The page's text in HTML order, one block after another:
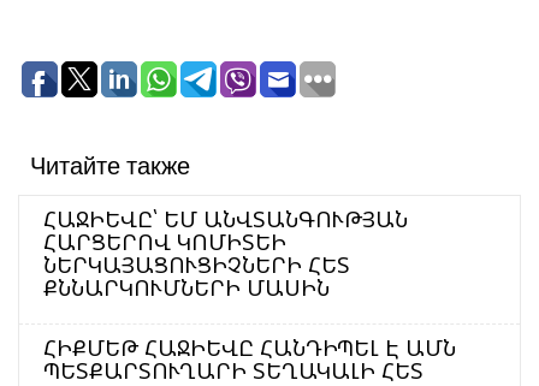
Читайте также
ՀԱՋԻԵՎԸ՝ ԵՄ ԱՆՎՏԱՆԳՈՒԹՅԱՆ
ՀԱՐՑԵՐՈՎ ԿՈՄԻՏԵԻ
ՆԵՐԿԱՅԱՑՈՒՑԻՉՆԵՐԻ ՀԵՏ
ՔՆՆԱՐԿՈՒՄՆԵՐԻ ՄԱՍԻՆ
ՀԻՔՄԵԹ ՀԱՋԻԵՎԸ ՀԱՆԴԻՊԵԼ Է ԱՄՆ
ՊԵՏՔԱՐՏՈՒՂԱՐԻ ՏԵՂԱԿԱԼԻ ՀԵՏ